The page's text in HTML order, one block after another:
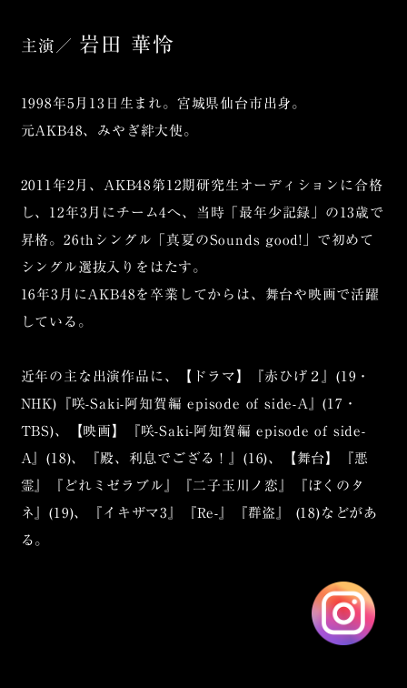
主演／ 岩田 華怜
1998年5月13日生まれ。宮城県仙台市出身。
元AKB48、みやぎ絆大使。
2011年2月、AKB48第12期研究生オーディションに合格
し、12年3月にチーム4へ、当時「最年少記録」の13歳で
昇格。26thシングル「真夏のSounds good!」で初めて
シングル選抜入りをはたす。
16年3月にAKB48を卒業してからは、舞台や映画で活躍
している。
近年の主な出演作品に、【ドラマ】『赤ひげ２』(19・
NHK)『咲-Saki-阿知賀編 episode of side-A』(17・
TBS)、【映画】『咲-Saki-阿知賀編 episode of side-
A』(18)、『殿、利息でござる！』(16)、【舞台】『悪
霊』『どれミゼラブル』『二子玉川ノ恋』『ぼくのタ
ネ』(19)、『イキザマ3』『Re-』『群盗』 (18)などがあ
る。